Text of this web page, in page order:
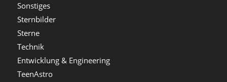
Sonstiges
Sternbilder
Sterne
Technik
Entwicklung & Engineering
TeenAstro